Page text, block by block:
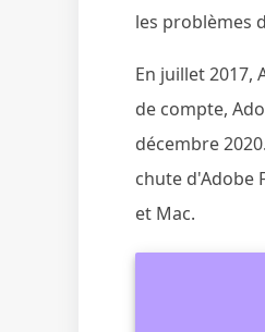
les problèmes
En juillet 2017,
de compte,
décembre
chute d'Adobe
et Mac.